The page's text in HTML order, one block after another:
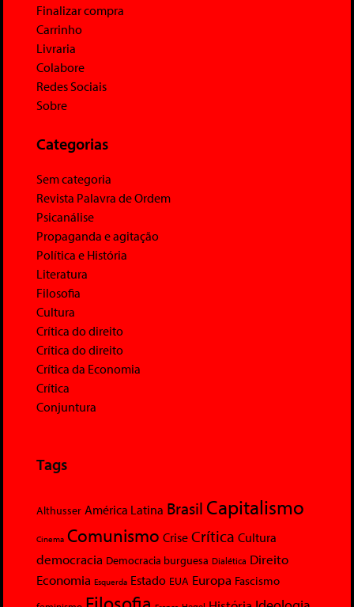
Finalizar compra
Carrinho
Livraria
Colabore
Redes Sociais
Sobre
Categorias
Sem categoria
Revista Palavra de Ordem
Psicanálise
Propaganda e agitação
Política e História
Literatura
Filosofia
Cultura
Crítica do direito
Crítica do direito
Crítica da Economia
Crítica
Conjuntura
Tags
Althusser América Latina Brasil Capitalismo
Cinema Comunismo Crise Crítica Cultura
democracia Democracia burguesa Dialética Direito
Economia Esquerda Estado EUA Europa Fascismo